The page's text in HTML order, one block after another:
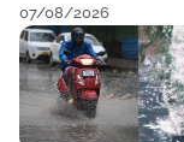
07/08/2026